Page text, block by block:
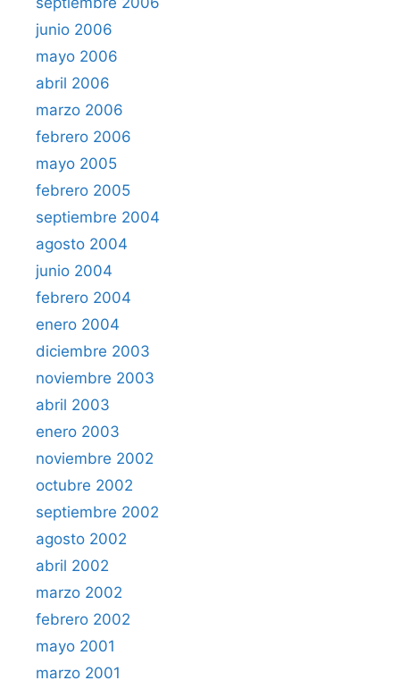
junio 2006
mayo 2006
abril 2006
marzo 2006
febrero 2006
mayo 2005
febrero 2005
septiembre 2004
agosto 2004
junio 2004
febrero 2004
enero 2004
diciembre 2003
noviembre 2003
abril 2003
enero 2003
noviembre 2002
octubre 2002
septiembre 2002
agosto 2002
abril 2002
marzo 2002
febrero 2002
mayo 2001
marzo 2001